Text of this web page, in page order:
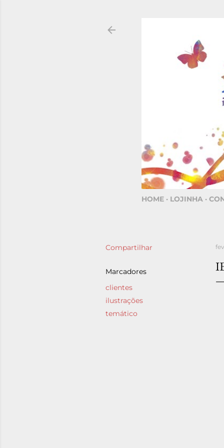
HOME LOJINHA
Compartilhar
Marcadores
clientes
ilustrações
temático